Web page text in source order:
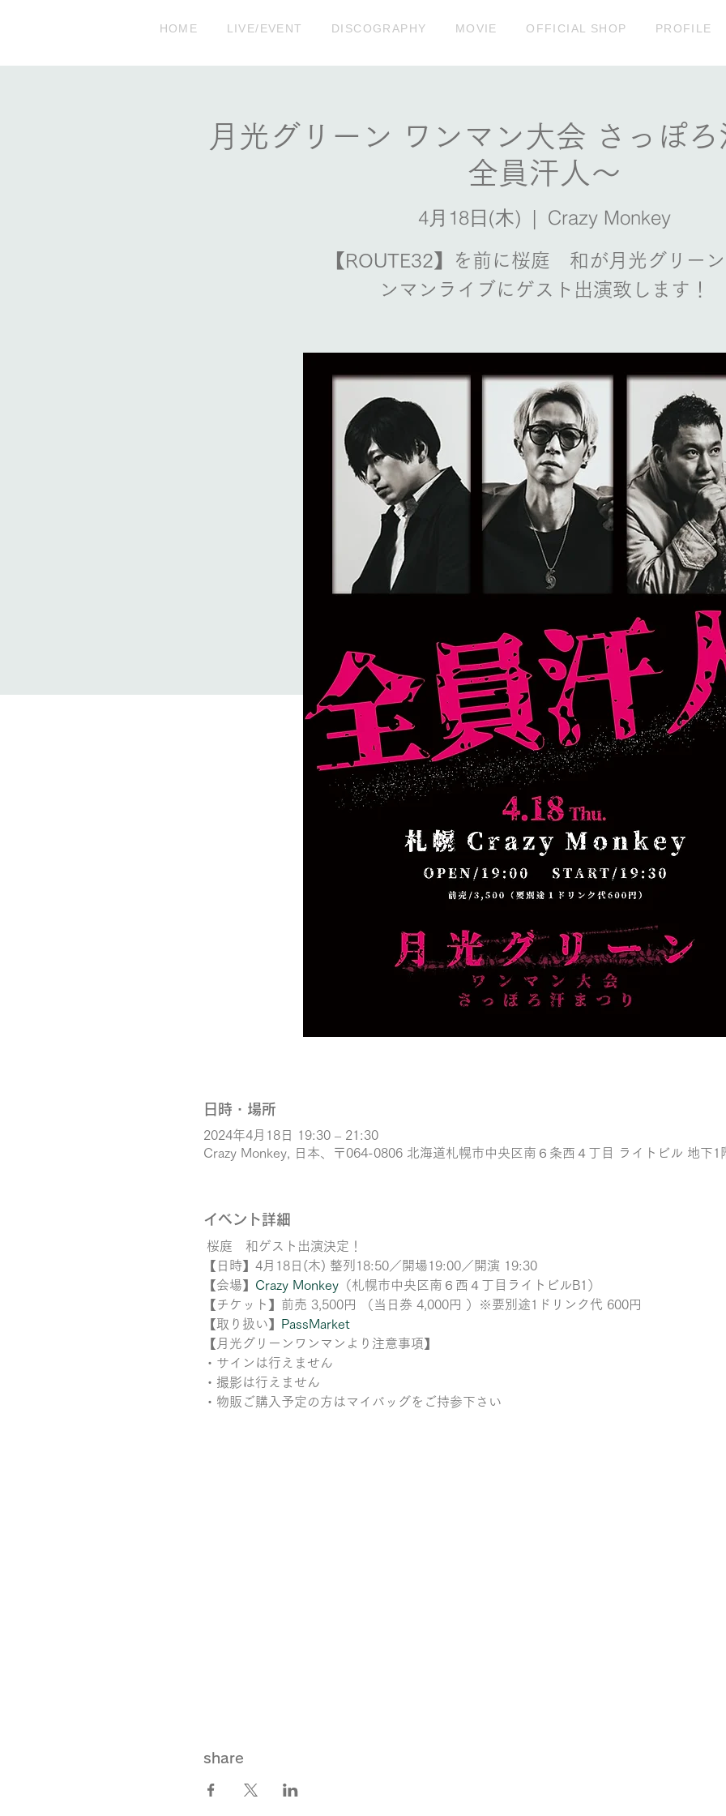
HOME LIVE/EVENT DISCOGRAPHY MOVIE OFFICIAL SHOP PROFILE
月光グリーン ワンマン大会 さっぽ
全員汗人〜
4月18日(木)
  |
Crazy Monkey
【ROUTE32】を前に桜庭 和が月光グリー
ンマンライブにゲスト出演致します！
日時・場所
2024年4月18日 19:30 – 21:30
Crazy Monkey, 日本、〒064-0806 北海道札幌市中央区南６条西４丁目 ライトビル 地下1
イベント詳細
桜庭　和ゲスト出演決定！
【日時】4月18日(木) 整列18:50／開場19:00／開演 19:30
【会場】 Crazy Monkey（札幌市中央区南６西４丁目ライトビルB1）
【チケット】前売 3,500円 （当日券 4,000円 ）※要別途1ドリンク代 600円
【取り扱い】
PassMarket
【月光グリーンワンマンより注意事項】
・サインは行えません
・撮影は行えません
・物販ご購入予定の方はマイバッグをご持参下さい
share